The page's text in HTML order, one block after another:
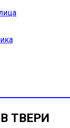
ТВЕРИ